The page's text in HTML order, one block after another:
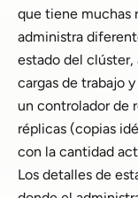
que tiene muchas
administra
estado del clúster,
cargas de trabajo
un controlador de
réplicas (copias
con la cantidad
Los detalles de